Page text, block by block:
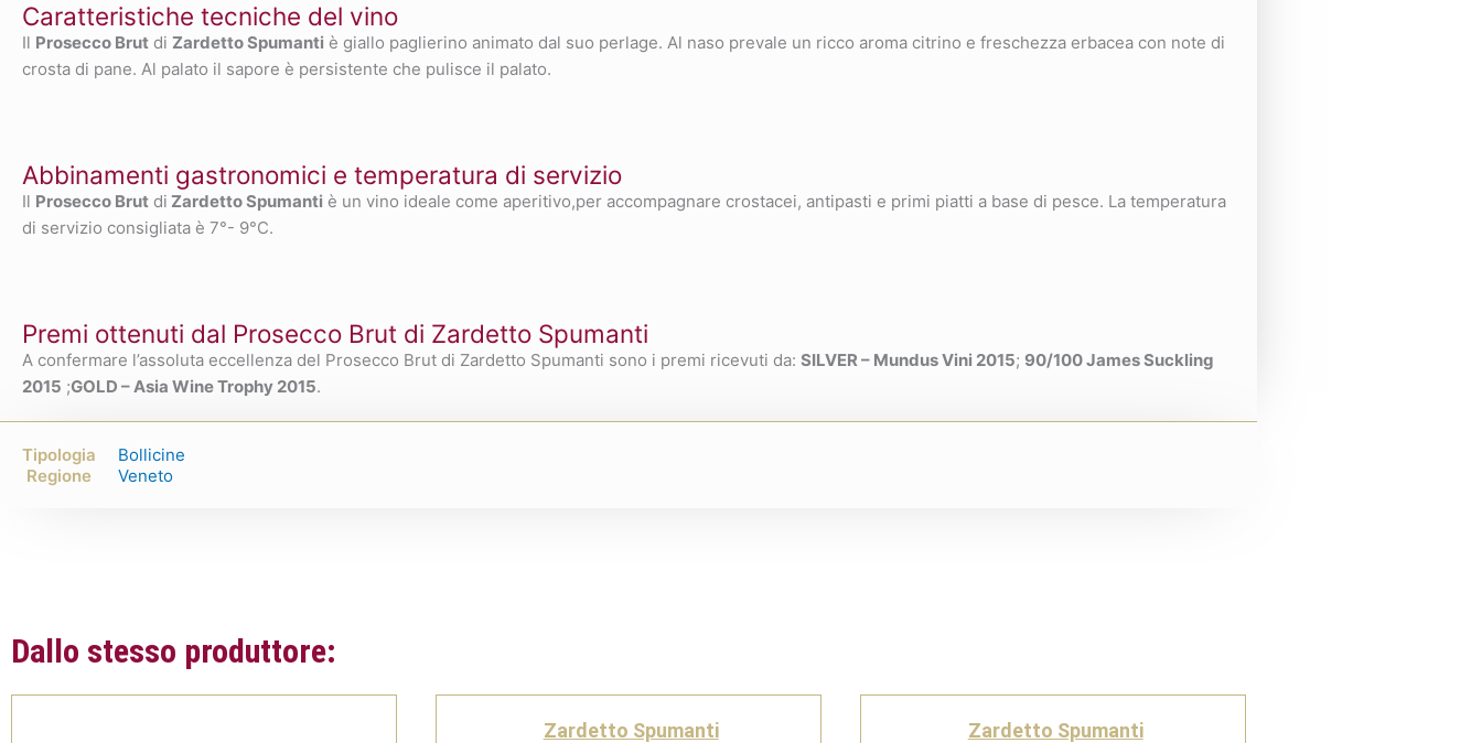
Caratteristiche tecniche del vino
Il Prosecco Brut di Zardetto Spumanti è giallo paglierino animato dal suo perlage. Al naso prevale un ricco aroma citrino e freschezza erbacea con note di
crosta di pane. Al palato il sapore è persistente che pulisce il palato.
Abbinamenti gastronomici e temperatura di servizio
Il Prosecco Brut di Zardetto Spumanti è un vino ideale come aperitivo,per accompagnare crostacei, antipasti e primi piatti a base di pesce. La temperatura
di servizio consigliata è 7°- 9°C.
Premi ottenuti dal Prosecco Brut di Zardetto Spumanti
A confermare l’assoluta eccellenza del Prosecco Brut di Zardetto Spumanti sono i premi ricevuti da: SILVER – Mundus Vini 2015; 90/100 James Suckling
2015 ;GOLD – Asia Wine Trophy 2015.
Tipologia
Bollicine
Regione
Veneto
Dallo stesso produttore:
Zardetto Spumanti Zardetto Spumanti